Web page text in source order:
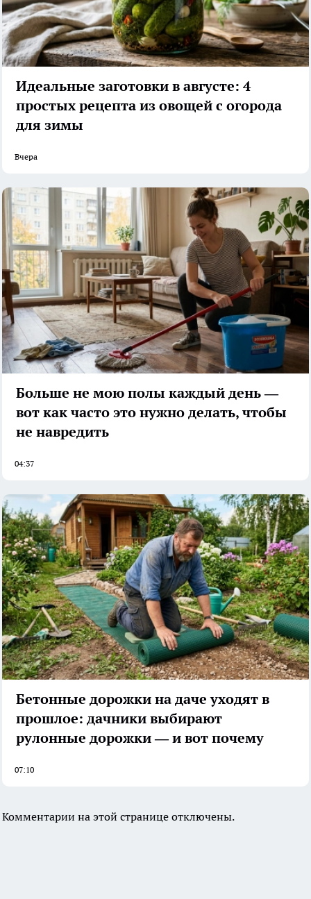
Идеальные заготовки в августе: 4
простых рецепта из овощей с огорода
для зимы
Вчера
Больше не мою полы каждый день —
вот как часто это нужно делать, чтобы
не навредить
04:37
Бетонные дорожки на даче уходят в
прошлое: дачники выбирают
рулонные дорожки — и вот почему
07:10
Комментарии на этой странице отключены.